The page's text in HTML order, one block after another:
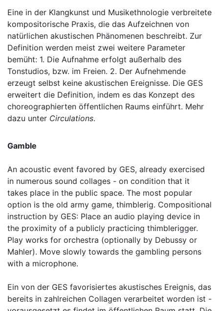
Eine in der Klangkunst und Musikethnologie verbreitete
kompositorische Praxis, die das Aufzeichnen von
natürlichen akustischen Phänomenen beschreibt. Zur
Definition werden meist zwei weitere Parameter
bemüht: 1. Die Aufnahme erfolgt außerhalb des
Tonstudios, bzw. im Freien. 2. Der Aufnehmende
erzeugt selbst keine akustischen Ereignisse. Die GES
erweitert die Definition, indem es das Konzept des
choreographierten öffentlichen Raums einführt. Mehr
dazu unter Circulations.
Gamble
An acoustic event favored by GES, already exercised
in numerous sound collages - on condition that it
takes place in the public space. The most popular
option is the old army game, thimblerig. Compositional
instruction by GES: Place an audio playing device in
the proximity of a publicly practicing thimblerigger.
Play works for orchestra (optionally by Debussy or
Mahler). Move slowly towards the gambling persons
with a microphone.
Ein von der GES favorisiertes akustisches Ereignis, das
bereits in zahlreichen Collagen verarbeitet worden ist -